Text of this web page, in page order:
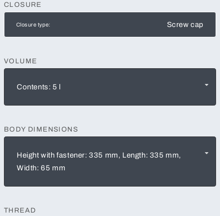
CLOSURE
Closure type: Screw cap
VOLUME
Contents: 5 l
BODY DIMENSIONS
Height with fastener: 335 mm, Length: 335 mm,
Width: 65 mm
THREAD